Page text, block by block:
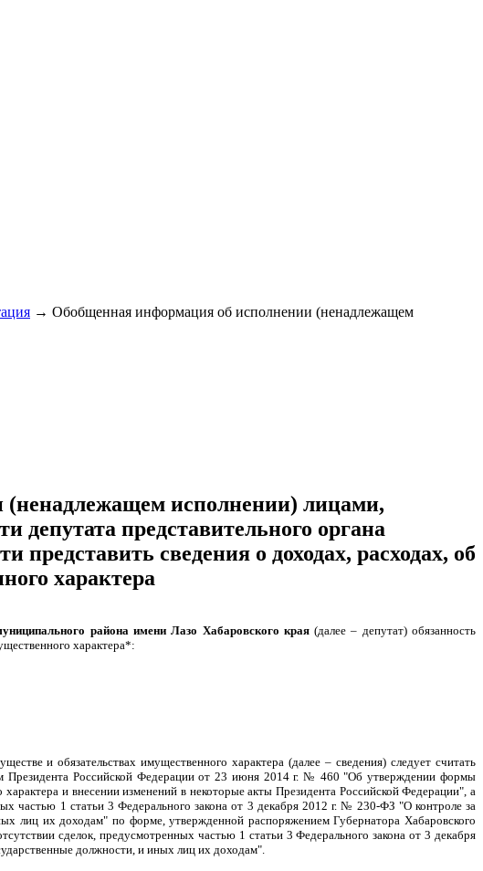
→ Обобщенная информация об исполнении (ненадлежащем
исполнении) лицами,
представительного органа
представить сведения о доходах, расходах, об
характера
района имени Лазо Хабаровского края(далее – депутат) обязанность
характера*:
и обязательствах имущественного характера (далее – сведения) следует считать
Президента Российской Федерации от 23 июня 2014 г. № 460 "Об утверждении формы
и внесении изменений в некоторые акты Президента Российской Федерации", а
частью 1 статьи 3 Федерального закона от 3 декабря 2012 г. № 230-ФЗ "О контроле за
лиц их доходам" по форме, утвержденной распоряжением Губернатора Хабаровского
сделок, предусмотренных частью 1 статьи 3 Федерального закона от 3 декабря
должности, и иных лиц их доходам".